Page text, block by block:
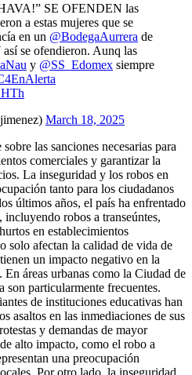
SE OFENDEN las
a estas mujeres que se
en un @BodegaAurrera de
así se ofendieron. Aunq las
y @SS_Edomex siempre
March 18, 2025
las sanciones necesarias para
comerciales y garantizar la
La inseguridad y los robos en
tanto para los ciudadanos
últimos años, el país ha enfrentado
robos a transeúntes,
en establecimientos
solo afectan la calidad de vida de
un impacto negativo en la
áreas urbanas como la Ciudad de
particularmente frecuentes.
de instituciones educativas han
asaltos en las inmediaciones de sus
y demandas de mayor
alto impacto, como el robo a
una preocupación
Por otro lado, la inseguridad